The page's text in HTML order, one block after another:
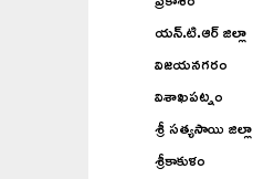
యన్.టి.ఆర్ జిల్లా
విజయనగరం
విశాఖపట్నం
శ్రీ సత్యసాయి జిల్లా
శ్రీకాకుళం